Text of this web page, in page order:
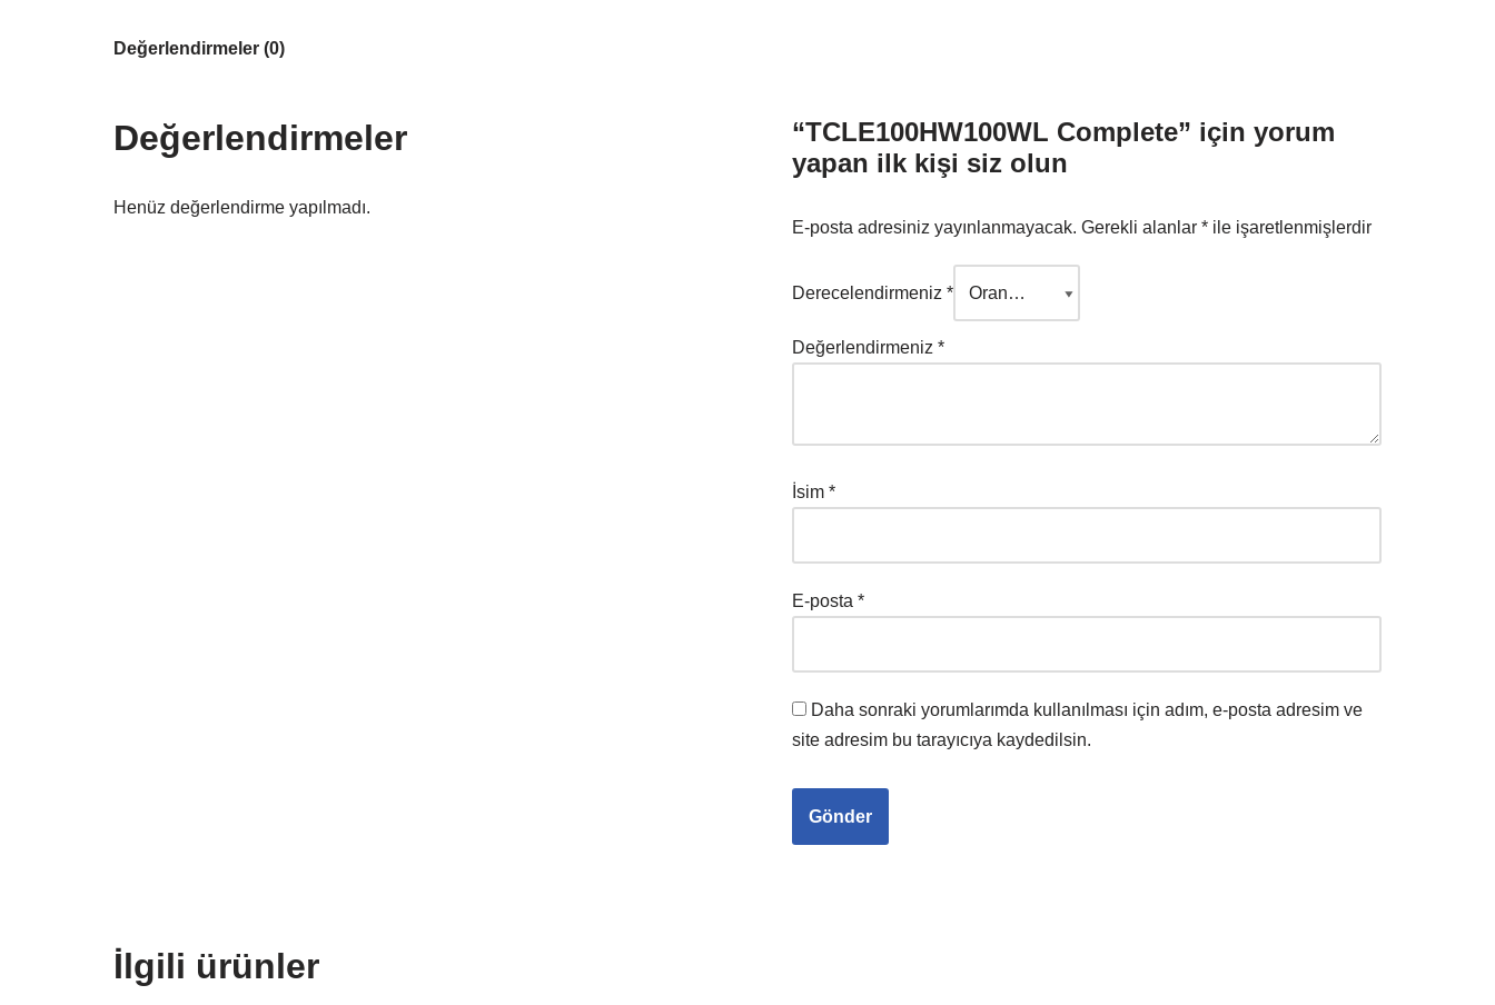
Değerlendirmeler (0)
Değerlendirmeler
Henüz değerlendirme yapılmadı.
“TCLE100HW100WL Complete” için yorum
yapan ilk kişi siz olun
E-posta adresiniz yayınlanmayacak. Gerekli alanlar * ile işaretlenmişlerdir
Derecelendirmeniz *
Değerlendirmeniz *
İsim *
E-posta *
Daha sonraki yorumlarımda kullanılması için adım, e-posta adresim ve
site adresim bu tarayıcıya kaydedilsin.
İlgili ürünler